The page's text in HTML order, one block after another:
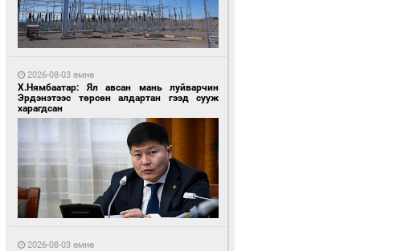
байна
12 цагийн өмнө өмнө
2026-08-03 өмнө
Х.Нямбаатар: Ял авсан мань луйварчин
Эрдэнэтээс төрсөн алдартан гээд сууж
харагдсан
2026-08-03 өмнө